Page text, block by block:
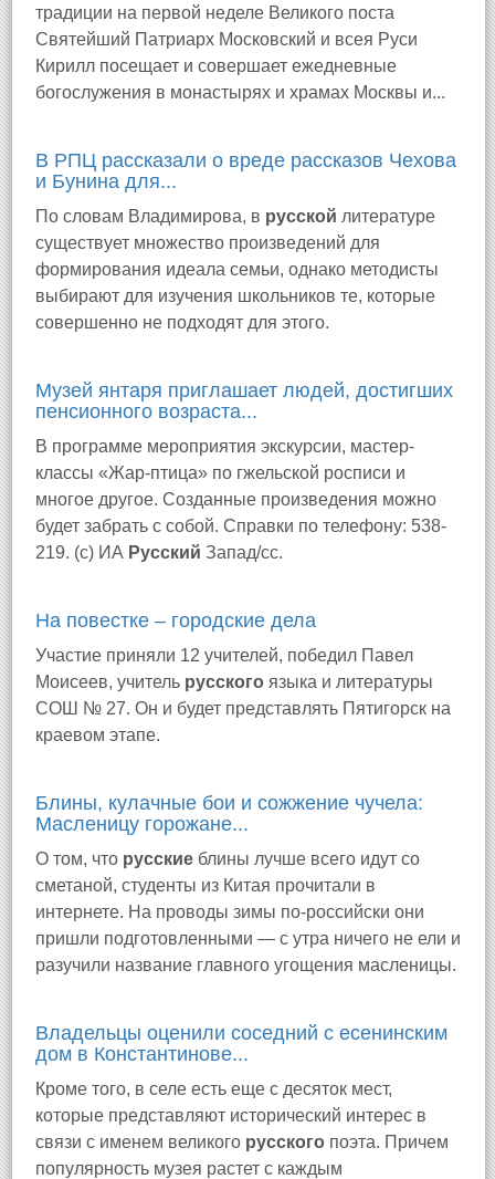
традиции на первой неделе Великого поста
Святейший Патриарх Московский и всея Руси
Кирилл посещает и совершает ежедневные
богослужения в монастырях и храмах Москвы и...
В РПЦ рассказали о вреде рассказов Чехова
и Бунина для...
По словам Владимирова, в русской литературе
существует множество произведений для
формирования идеала семьи, однако методисты
выбирают для изучения школьников те, которые
совершенно не подходят для этого.
Музей янтаря приглашает людей, достигших
пенсионного возраста...
В программе мероприятия экскурсии, мастер-
классы «Жар-птица» по гжельской росписи и
многое другое. Созданные произведения можно
будет забрать с собой. Справки по телефону: 538-
219. (с) ИА Русский Запад/сс.
На повестке – городские дела
Участие приняли 12 учителей, победил Павел
Моисеев, учитель русского языка и литературы
СОШ № 27. Он и будет представлять Пятигорск на
краевом этапе.
Блины, кулачные бои и сожжение чучела:
Масленицу горожане...
О том, что русские блины лучше всего идут со
сметаной, студенты из Китая прочитали в
интернете. На проводы зимы по-российски они
пришли подготовленными — с утра ничего не ели и
разучили название главного угощения масленицы.
Владельцы оценили соседний с есенинским
дом в Константинове...
Кроме того, в селе есть еще с десяток мест,
которые представляют исторический интерес в
связи с именем великого русского поэта. Причем
популярность музея растет с каждым